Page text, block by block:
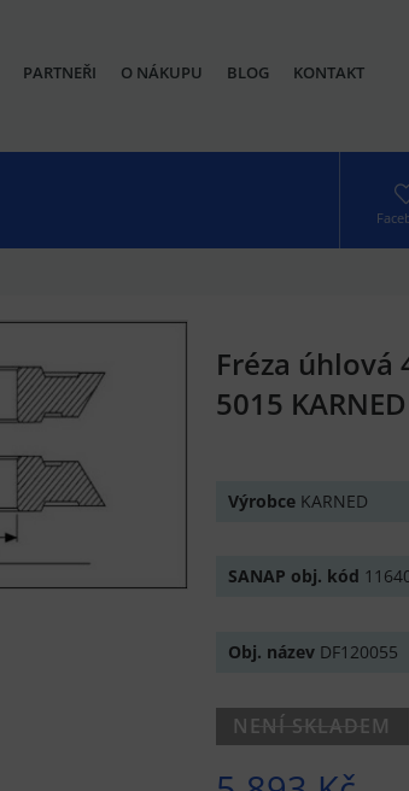
PARTNEŘI O NÁKUPU BLOG KONTAKT
Fréza úhlová
5015 KARNED
Výrobce KARNED
SANAP obj. kód
Obj. název DF120055
NENÍ SKLADEM